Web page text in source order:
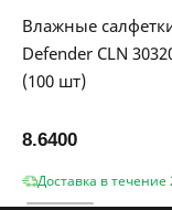
Влажные
Defender CLN
(100 шт)
8.6400
Доставка в течение